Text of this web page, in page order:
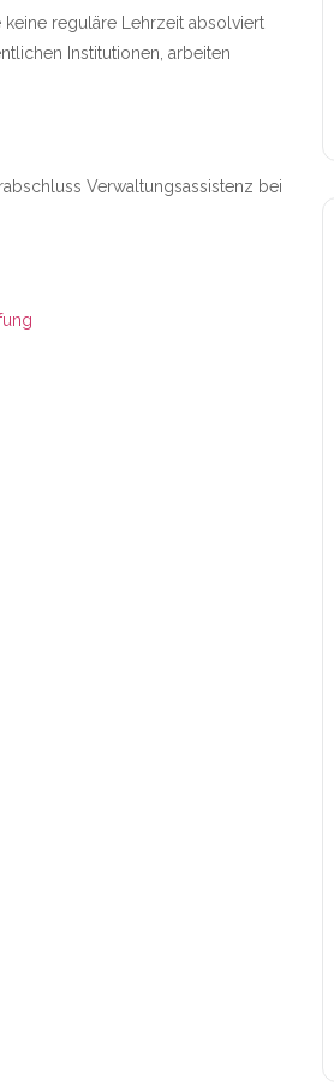
reguläre Lehrzeit absolviert
Institutionen, arbeiten
Verwaltungsassistenz bei